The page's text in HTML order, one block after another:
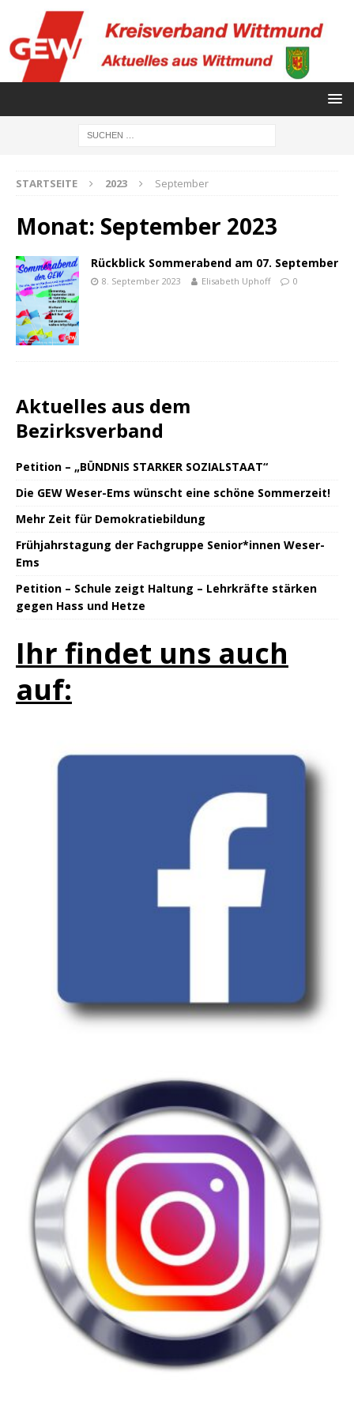
STARTSEITE 2023 September
Monat: September 2023
Rückblick Sommerabend am 07. September
8. September 2023 Elisabeth Uphoff 0
Aktuelles aus dem
Bezirksverband
Petition – „BÜNDNIS STARKER SOZIALSTAAT“
Die GEW Weser-Ems wünscht eine schöne Sommerzeit!
Mehr Zeit für Demokratiebildung
Frühjahrstagung der Fachgruppe Senior*innen Weser-
Ems
Petition – Schule zeigt Haltung – Lehrkräfte stärken
gegen Hass und Hetze
Ihr findet uns auch
auf: